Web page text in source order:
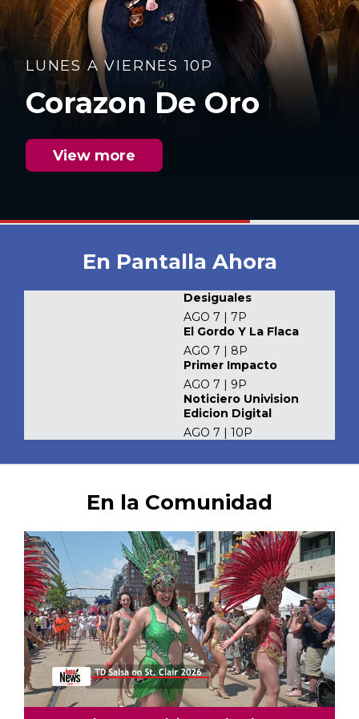
LUNES A VIERNES 10P
Corazon De Oro
View more
En Pantalla Ahora
Desiguales
AGO 7 | 7P
El Gordo Y La Flaca
AGO 7 | 8P
Primer Impacto
AGO 7 | 9P
Noticiero Univision
Edicion Digital
AGO 7 | 10P
En la Comunidad